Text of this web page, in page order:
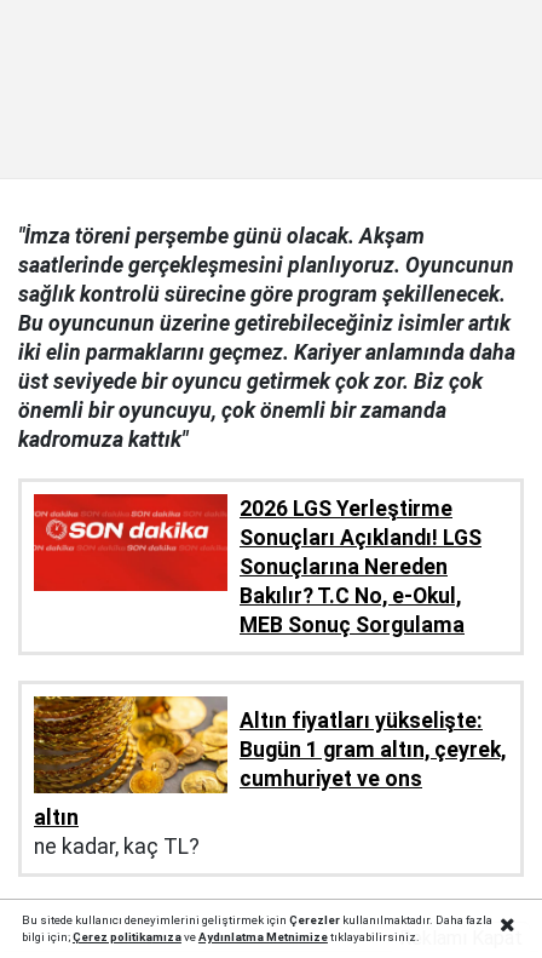
"İmza töreni perşembe günü olacak. Akşam
saatlerinde gerçekleşmesini planlıyoruz. Oyuncunun
sağlık kontrolü sürecine göre program şekillenecek.
Bu oyuncunun üzerine getirebileceğiniz isimler artık
iki elin parmaklarını geçmez. Kariyer anlamında daha
üst seviyede bir oyuncu getirmek çok zor. Biz çok
önemli bir oyuncuyu, çok önemli bir zamanda
kadromuza kattık"
2026 LGS Yerleştirme
Sonuçları Açıklandı! LGS
Sonuçlarına Nereden
Bakılır? T.C No, e-Okul,
MEB Sonuç Sorgulama
Altın fiyatları yükselişte:
Bugün 1 gram altın, çeyrek,
cumhuriyet ve ons
altın
ne kadar, kaç TL?
Bu sitede kullanıcı deneyimlerini geliştirmek için Çerezlerkullanılmaktadır. Daha fazla
bilgi için;Çerez politikamızaveAydınlatma Metnimizetıklayabilirsiniz.Reklamı Kapat